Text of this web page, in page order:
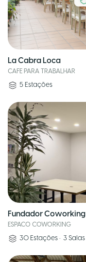
La Cabra Loca
CAFE PARA TRABALHAR
5 Estações
Fundador Coworking
ESPACO COWORKING
30 Estações • 3 Salas